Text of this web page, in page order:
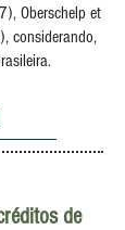
Oberschelp et
considerando,
de